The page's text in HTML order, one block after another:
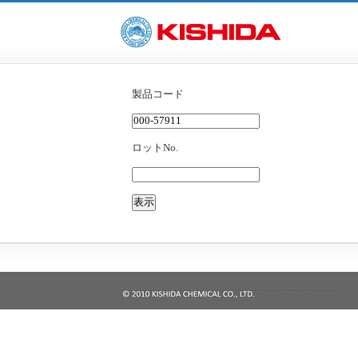
製品コード
ロットNo.
表示